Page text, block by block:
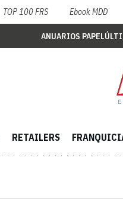
TOP 100 FRS Ebook MDD
ANUARIOS PAPEL
RETAILERS